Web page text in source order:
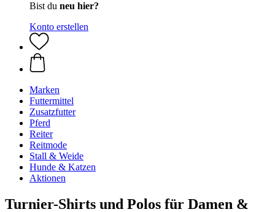
Bist du neu hier?
Konto erstellen
Marken
Futtermittel
Zusatzfutter
Pferd
Reiter
Reitmode
Stall & Weide
Hunde & Katzen
Aktionen
Turnier-Shirts und Polos für Damen &